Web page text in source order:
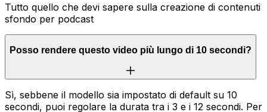
Tutto quello che devi sapere sulla creazione di contenuti
sfondo per podcast
Posso rendere questo video più lungo di 10 secondi?
Sì, sebbene il modello sia impostato di default su 10
secondi, puoi regolare la durata tra i 3 e i 12 secondi. Per